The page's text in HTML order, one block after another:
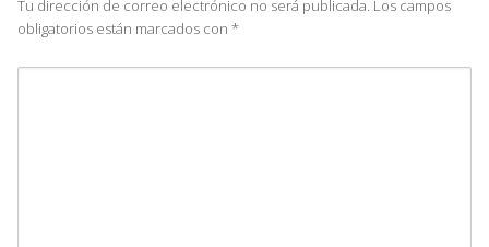
Tu dirección de correo electrónico no será publicada. Los campos
obligatorios están marcados con *